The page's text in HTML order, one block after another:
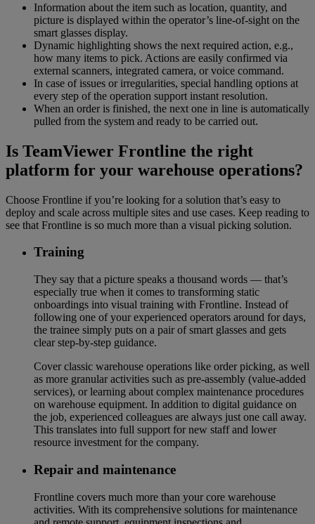
Information about the item such as location, quantity, and
picture is displayed within the operator’s line-of-sight on the
smart glasses display.
Dynamic highlighting shows the next required action, e.g.,
how many items to pick. Actions are easily confirmed via
external scanners, integrated camera, or voice command.
In case of issues or irregularities, special handling options at
every step of the operation support instant resolution.
When an order is finished, the next one in line is automatically
pulled from the system and ready to be carried out.
Is TeamViewer Frontline the right
platform for your warehouse operations?
Choose Frontline if you’re looking for a solution that’s easy to
deploy and scale across multiple sites and use cases. Keep reading to
see that Frontline is so much more than a visual picking solution.
Training
They say that a picture speaks a thousand words — that’s
especially true when it comes to transforming static
onboardings into visual training with Frontline. Instead of
following one of your experienced operators around for days,
the trainee simply puts on a pair of smart glasses and gets
clear step-by-step guidance.
Cover classic warehouse operations like order picking, as well
as more granular activities such as pre-assembly (value-added
services), or learning about complex maintenance procedures
on warehouse equipment. In addition to digital guidance on
the job, experienced colleagues are always just one call away.
This translates into full support for new staff and lower
resource investment for the company.
Repair and maintenance
Frontline covers much more than your core warehouse
activities. With its comprehensive solutions for maintenance